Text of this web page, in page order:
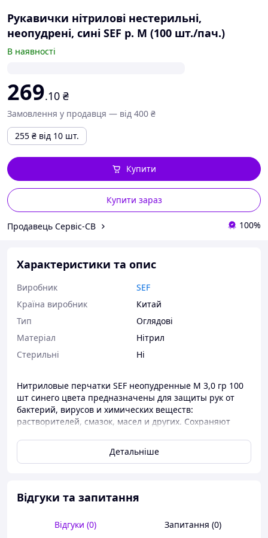
Рукавички нітрилові нестерильні,
неопудрені, сині SEF р. М (100 шт./пач.)
В наявності
269.10 ₴
Замовлення у продавця — від 400 ₴
255 ₴ від 10 шт.
Купити зараз
Купити
Продавець Сервіс-СВ 100%
Характеристики та опис
Виробник
SEF
Країна виробник
Китай
Тип
Оглядові
Матеріал
Нітрил
Стерильні
Ні
Нитриловые перчатки SEF неопудренные М 3,0 гр 100
шт синего цвета предназначены для защиты рук от
бактерий, вирусов и химических веществ:
растворителей, смазок, масел и других. Сохраняют
работе, что значительно снижает нагрузку на кисти
при длительной работе.
материала, поэтому могут стать альтернативой для
кончиках пальцев обеспечивает надежный захват
Детальніше
Відгуки та запитання
Відгуки (0) Запитання (0)